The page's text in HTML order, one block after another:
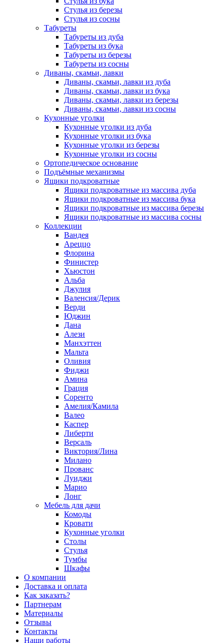
Стулья из березы
Стулья из сосны
Табуреты
Табуреты из дуба
Табуреты из бука
Табуреты из березы
Табуреты из сосны
Диваны, скамьи, лавки
Диваны, скамьи, лавки из дуба
Диваны, скамьи, лавки из бука
Диваны, скамьи, лавки из березы
Диваны, скамьи, лавки из сосны
Кухонные уголки
Кухонные уголки из дуба
Кухонные уголки из бука
Кухонные уголки из березы
Кухонные уголки из сосны
Ортопедическое основание
Подъёмные механизмы
Ящики подкроватные
Ящики подкроватные из массива дуба
Ящики подкроватные из массива бука
Ящики подкроватные из массива березы
Ящики подкроватные из массива сосны
Коллекции
Вандея
Ареццо
Флорина
Финистер
Хьюстон
Альба
Джулия
Валенсия/Дерик
Верди
Юджин
Дана
Алези
Манхэттен
Мальта
Оливия
Фиджи
Амина
Грация
Соренто
Амелия/Камила
Валео
Каспер
Либерти
Версаль
Виктория/Лина
Милано
Прованс
Луиджи
Марио
Лонг
Мебель для дачи
Комоды
Кровати
Кухонные уголки
Столы
Стулья
Тумбы
Шкафы
О компании
Доставка и оплата
Как заказать?
Партнерам
Материалы
Отзывы
Контакты
Наши работы